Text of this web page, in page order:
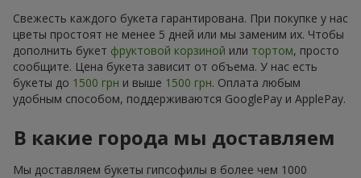
Свежесть каждого букета гарантирована. При покупке у нас
цветы простоят не менее 5 дней или мы заменим их. Чтобы
дополнить букет фруктовой корзиной или тортом, просто
сообщите. Цена букета зависит от объема. У нас есть
букеты до 1500 грн и выше 1500 грн. Оплата любым
удобным способом, поддерживаются GooglePay и ApplePay.
В какие города мы доставляем
Мы доставляем букеты гипсофилы в более чем 1000